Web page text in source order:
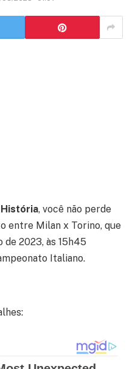
História, você não perde
entre Milan x Torino, que
2023, às 15h45
Italiano.